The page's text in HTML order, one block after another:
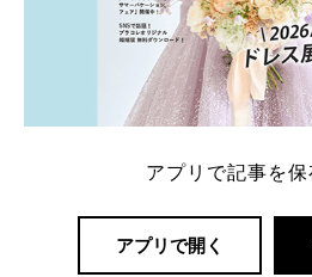
アプリで記事を
アプリで開く